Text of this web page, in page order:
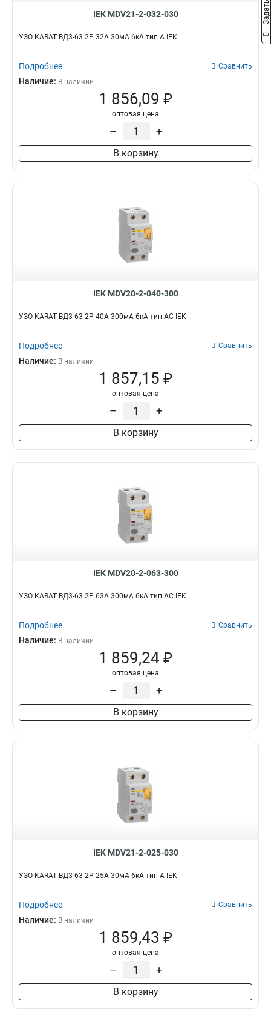
IEK MDV21-2-032-030
УЗО KARAT ВД3-63 2P 32А 30мА 6кА тип A IEK
Подробнее Сравнить
Наличие: В наличии
1 856,09 ₽
оптовая цена
– +
В корзину
IEK MDV20-2-040-300
УЗО KARAT ВД3-63 2P 40А 300мА 6кА тип AC IEK
Подробнее Сравнить
Наличие: В наличии
1 857,15 ₽
оптовая цена
– +
В корзину
IEK MDV20-2-063-300
УЗО KARAT ВД3-63 2P 63А 300мА 6кА тип AC IEK
Подробнее Сравнить
Наличие: В наличии
1 859,24 ₽
оптовая цена
– +
В корзину
IEK MDV21-2-025-030
УЗО KARAT ВД3-63 2P 25А 30мА 6кА тип A IEK
Подробнее Сравнить
Наличие: В наличии
1 859,43 ₽
оптовая цена
– +
В корзину